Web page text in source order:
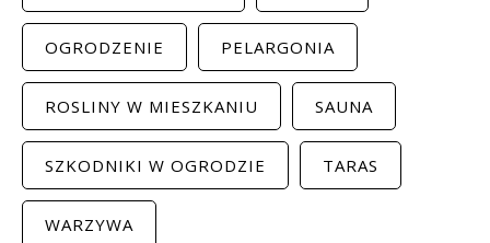
OGRODZENIE PELARGONIA
ROSLINY W MIESZKANIU SAUNA
SZKODNIKI W OGRODZIE TARAS
WARZYWA